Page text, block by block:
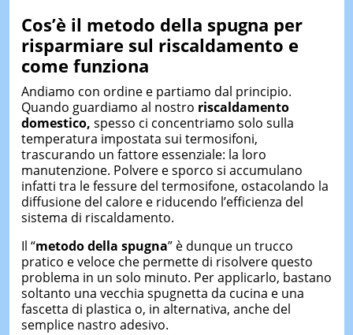
Cos’è il metodo della spugna per
risparmiare sul riscaldamento e
come funziona
Andiamo con ordine e partiamo dal principio.
Quando guardiamo al nostro riscaldamento
domestico, spesso ci concentriamo solo sulla
temperatura impostata sui termosifoni,
trascurando un fattore essenziale: la loro
manutenzione. Polvere e sporco si accumulano
infatti tra le fessure del termosifone, ostacolando la
diffusione del calore e riducendo l’efficienza del
sistema di riscaldamento.
Il “metodo della spugna” è dunque un trucco
pratico e veloce che permette di risolvere questo
problema in un solo minuto. Per applicarlo, bastano
soltanto una vecchia spugnetta da cucina e una
fascetta di plastica o, in alternativa, anche del
semplice nastro adesivo.